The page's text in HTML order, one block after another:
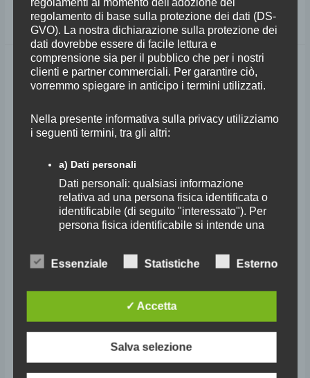
Leggi tutto »
Quartetto Lyskamm
wpupdateuser
Michele Arcangelo a Passignano TAVARNELLE VAL DI PESA (FI)
Quartetto Lyskamm Cecilia Ziano, violino • Clara Franziska
Quartetto
Lyskamm
regolamento di base sulla protezione dei dati (DS-
GVO). La nostra dichiarazione sulla protezione dei
dati dovrebbe essere di facile lettura e
comprensione sia per il pubblico che per i nostri
clienti e partner commerciali. Per garantire ciò,
vorremmo spiegare in anticipo i termini utilizzati.
Nella presente informativa sulla privacy utilizziamo
i seguenti termini, tra gli altri:
a) Dati personali
Dati personali: qualsiasi informazione
relativa ad una persona fisica identificata o
identificabile (di seguito "interessato"). Per
persona fisica identificabile si intende una
direttamente o indirettamente, in particolare
mediante riferimento ad un identificatore
un dato identificativo, un dato relativo
all'ubicazione, un identificatore online o uno
o più elementi specifici caratteristici
dell'identità fisica, fisiologica, genetica,
psichica, economica, culturale o sociale
della persona fisica.
Essenziale Statistiche Esterno
✓ Accetta
Salva selezione